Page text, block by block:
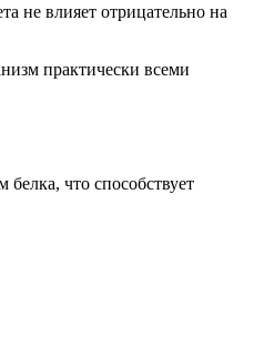
не влияет отрицательно на
практически всеми
что способствует